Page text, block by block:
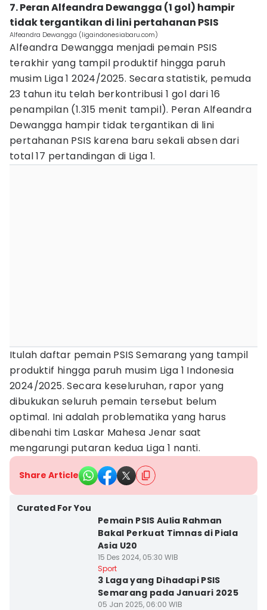
7. Peran Alfeandra Dewangga (1 gol) hampir
tidak tergantikan di lini pertahanan PSIS
Alfeandra Dewangga (ligaindonesiabaru.com)
Alfeandra Dewangga menjadi pemain PSIS
terakhir yang tampil produktif hingga paruh
musim Liga 1 2024/2025. Secara statistik, pemuda
23 tahun itu telah berkontribusi 1 gol dari 16
penampilan (1.315 menit tampil). Peran Alfeandra
Dewangga hampir tidak tergantikan di lini
pertahanan PSIS karena baru sekali absen dari
total 17 pertandingan di Liga 1.
Itulah daftar pemain PSIS Semarang yang tampil
produktif hingga paruh musim Liga 1 Indonesia
2024/2025. Secara keseluruhan, rapor yang
dibukukan seluruh pemain tersebut belum
optimal. Ini adalah problematika yang harus
dibenahi tim Laskar Mahesa Jenar saat
mengarungi putaran kedua Liga 1 nanti.
Share Article
Curated For You
Pemain PSIS Aulia Rahman
Bakal Perkuat Timnas di Piala
Asia U20
15 Des 2024, 05:30 WIB
Sport
3 Laga yang Dihadapi PSIS
Semarang pada Januari 2025
05 Jan 2025, 06:00 WIB